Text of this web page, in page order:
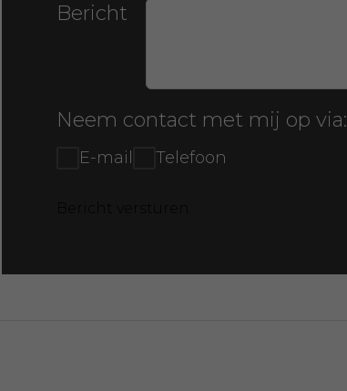
Bericht
Neem contact met mij op via:
E-mail Telefoon